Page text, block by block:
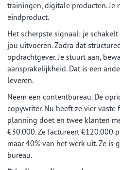
trainingen, digitale producten. Je
eindproduct.
Het scherpste signaal: je
jou uitvoeren. Zodra dat
opdrachtgever. Je stuurt aan,
aansprakelijkheid. Dat is een
leveren.
Neem een contentbureau. De
copywriter. Nu heeft ze vier vaste
planning doet en twee klanten
€30.000. Ze factureert €120.000
maar 40% van het werk uit. Ze is
bureau.